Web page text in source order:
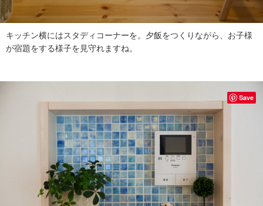
キッチン横にはスタディコーナーを。夕飯をつくりながら、お子様
が宿題をする様子を見守れますね。
Save